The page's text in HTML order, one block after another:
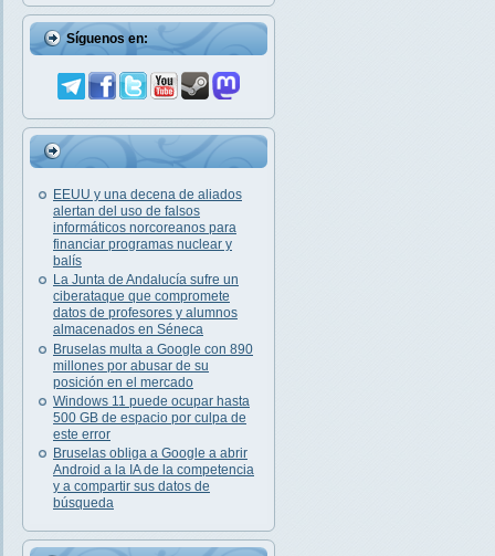
Síguenos en:
EEUU y una decena de aliados
alertan del uso de falsos
informáticos norcoreanos para
financiar programas nuclear y
balís
La Junta de Andalucía sufre un
ciberataque que compromete
datos de profesores y alumnos
almacenados en Séneca
Bruselas multa a Google con 890
millones por abusar de su
posición en el mercado
Windows 11 puede ocupar hasta
500 GB de espacio por culpa de
este error
Bruselas obliga a Google a abrir
Android a la IA de la competencia
y a compartir sus datos de
búsqueda